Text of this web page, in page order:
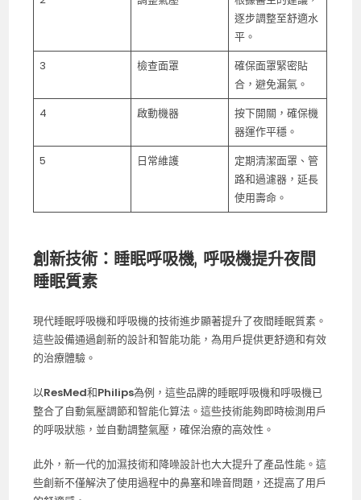
逐步調整至舒適水
平。
3
檢查面罩
確保面罩緊密貼
合，避免漏氣。
4
啟動機器
按下開關，確保機
器運作平穩。
5
日常維護
定期清潔面罩、管
路和過濾器，延長
使用壽命。
創新技術：睡眠呼吸機, 呼吸機提升夜間
睡眠質素
現代睡眠呼吸機和呼吸機的技術進步顯著提升了夜間睡眠質素。
這些設備通過創新的設計和智能功能，為用戶提供更舒適和有效
的治療體驗。
以ResMed和Philips為例，這些品牌的睡眠呼吸機和呼吸機已
整合了自動氣壓調節和智能化算法。這些技術能夠即時檢測用戶
的呼吸狀態，並自動調整氣壓，確保治療的高效性。
此外，新一代的加濕技術和降噪設計也大大提升了產品性能。這
些創新不僅解決了使用過程中的鼻塞和噪音問題，还提高了用戶